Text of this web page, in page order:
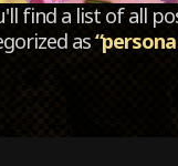
find a list of all
as